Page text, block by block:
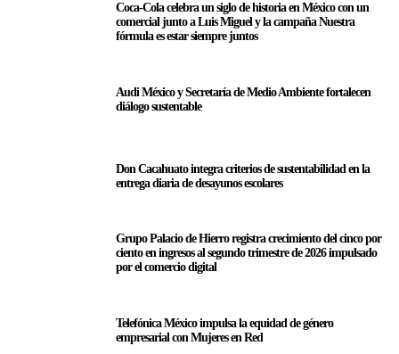
Coca-Cola celebra un siglo de historia en México con un
comercial junto a Luis Miguel y la campaña Nuestra
fórmula es estar siempre juntos
Audi México y Secretaría de Medio Ambiente fortalecen
diálogo sustentable
Don Cacahuato integra criterios de sustentabilidad en la
entrega diaria de desayunos escolares
Grupo Palacio de Hierro registra crecimiento del cinco por
ciento en ingresos al segundo trimestre de 2026 impulsado
por el comercio digital
Telefónica México impulsa la equidad de género
empresarial con Mujeres en Red